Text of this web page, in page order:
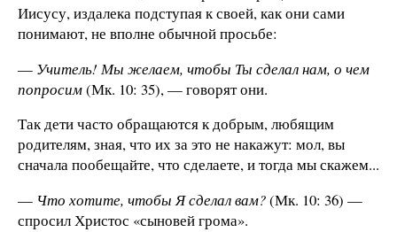
Иисусу, издалека подступая к своей, как они сами
понимают, не вполне обычной просьбе:
— Учитель! Мы желаем, чтобы Ты сделал нам, о чем
попросим(Мк. 10: 35), — говорят они.
Так дети часто обращаются к добрым, любящим
родителям, зная, что их за это не накажут: мол, вы
сначала пообещайте, что сделаете, и тогда мы скажем...
— Что хотите, чтобы Я сделал вам?(Мк. 10: 36) —
спросил Христос «сыновей грома».